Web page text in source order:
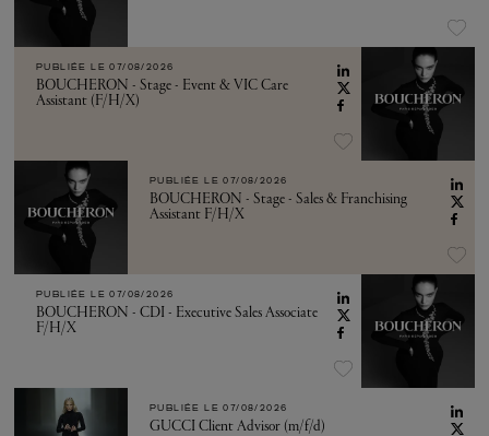
PUBLIÉE LE 07/08/2026
BOUCHERON - Stage - Event & VIC Care
Assistant (F/H/X)
PUBLIÉE LE 07/08/2026
BOUCHERON - Stage - Sales & Franchising
Assistant F/H/X
PUBLIÉE LE 07/08/2026
BOUCHERON - CDI - Executive Sales Associate
F/H/X
PUBLIÉE LE 07/08/2026
GUCCI Client Advisor (m/f/d)